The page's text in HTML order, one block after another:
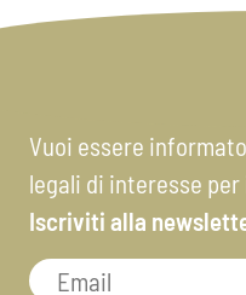
Vuoi essere
legali di interesse
Iscriviti alla